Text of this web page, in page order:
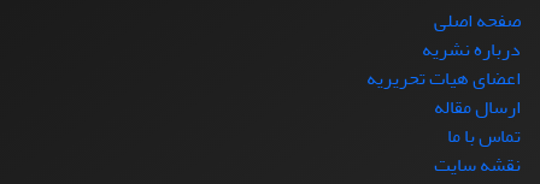
صفحه اصلی
درباره نشریه
اعضای هیات تحریریه
ارسال مقاله
تماس با ما
نقشه سایت